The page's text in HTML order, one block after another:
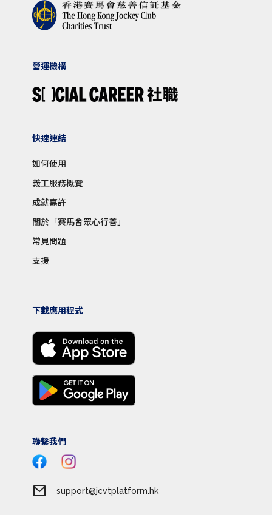
營運機構
快速連結
如何使用
義工服務概覽
成就嘉許
關於「賽馬會眾心行善」
常見問題
支援
下載應用程式
聯繫我們
support@jcvtplatform.hk